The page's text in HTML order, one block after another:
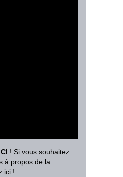
! Si vous souhaitez
à propos de la
ici !